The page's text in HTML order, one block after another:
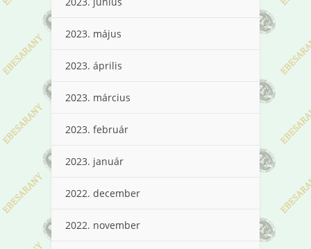
2023. május
2023. április
2023. március
2023. február
2023. január
2022. december
2022. november